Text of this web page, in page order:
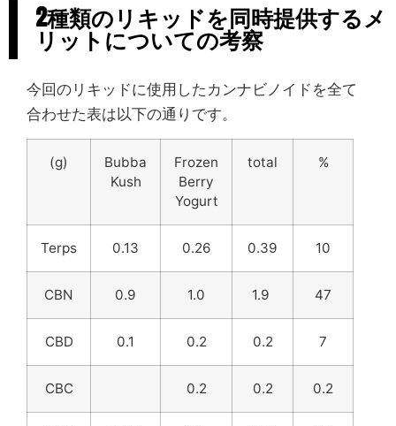
2種類のリキッドを同時提供するメ
リットについての考察
今回のリキッドに使用したカンナビノイドを全て
合わせた表は以下の通りです。
(g)
Bubba
Kush
Frozen
Berry
Yogurt
total %
Terps 0.13 0.26 0.39 10
CBN 0.9 1.0 1.9 47
CBD 0.1 0.2 0.2 7
CBC 0.2 0.2 0.2